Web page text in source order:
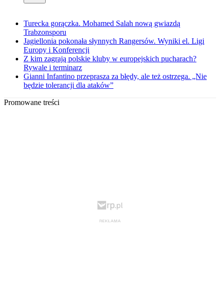
Turecka gorączka. Mohamed Salah nową gwiazdą
Trabzonsporu
Jagiellonia pokonała słynnych Rangersów. Wyniki el. Ligi
Europy i Konferencji
Z kim zagrają polskie kluby w europejskich pucharach?
Rywale i terminarz
Gianni Infantino przeprasza za błędy, ale też ostrzega. „Nie
będzie tolerancji dla ataków”
Promowane treści